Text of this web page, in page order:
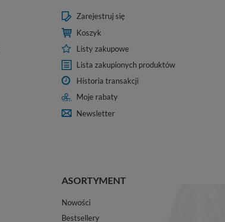
Zarejestruj się
Koszyk
Listy zakupowe
Lista zakupionych produktów
Historia transakcji
Moje rabaty
Newsletter
ASORTYMENT
Nowości
Bestsellery